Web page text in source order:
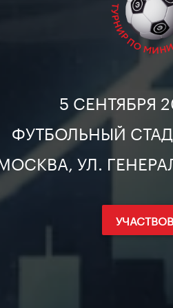
5 СЕНТЯБРЯ
ФУТБОЛЬНЫЙ
УЛ.